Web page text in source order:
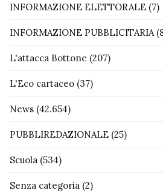
INFORMAZIONE ELETTORALE (7)
INFORMAZIONE PUBBLICITARIA
L'attacca Bottone (207)
L'Eco cartaceo (37)
News (42.654)
PUBBLIREDAZIONALE (25)
Scuola (534)
Senza categoria (2)